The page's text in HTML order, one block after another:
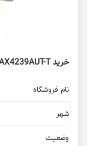
خرید MAX4239AUT-T
نام فروشگاه
شهر
وضعیت